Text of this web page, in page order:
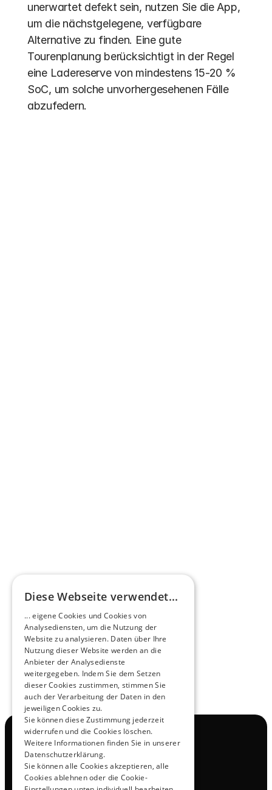
unerwartet defekt sein, nutzen Sie die App,
um die nächstgelegene, verfügbare
Alternative zu finden. Eine gute
Tourenplanung berücksichtigt in der Regel
eine Ladereserve von mindestens 15-20 %
SoC, um solche unvorhergesehenen Fälle
abzufedern.
HEERO
Mehr erfahren
View All
Navigation
Kontakt
Probefahrt
Karriere
Diese Webseite verwendet...
... eigene Cookies und Cookies von
Analysediensten, um die Nutzung der
Website zu analysieren. Daten über Ihre
Nutzung dieser Website werden an die
Anbieter der Analysedienste
weitergegeben. Indem Sie dem Setzen
dieser Cookies zustimmen, stimmen Sie
auch der Verarbeitung der Daten in den
jeweiligen Cookies zu.
Sie können diese Zustimmung jederzeit
widerrufen und die Cookies löschen.
Weitere Informationen finden Sie in unserer
Datenschutzerklärung.
Sie können alle Cookies akzeptieren, alle
Cookies ablehnen oder die Cookie-